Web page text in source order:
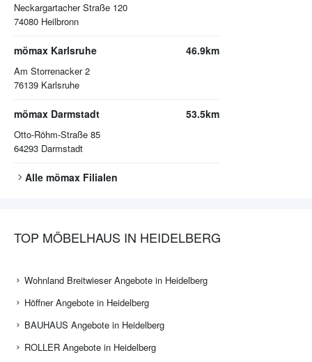
Neckargartacher Straße 120
74080 Heilbronn
mömax Karlsruhe
Am Storrenacker 2
76139 Karlsruhe
46.9km
mömax Darmstadt
Otto-Röhm-Straße 85
64293 Darmstadt
53.5km
Alle mömax Filialen
TOP MÖBELHAUS IN HEIDELBERG
Wohnland Breitwieser Angebote in Heidelberg
Höffner Angebote in Heidelberg
BAUHAUS Angebote in Heidelberg
ROLLER Angebote in Heidelberg